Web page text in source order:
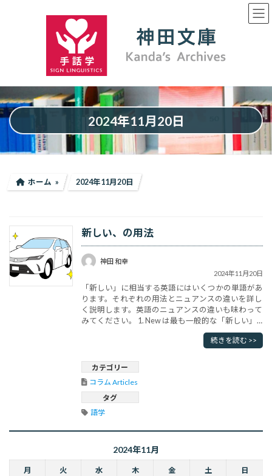
ッ
プ
移
動
2024年11月20日
ホーム 2024年11月20日
新しい、の用法
神田 和幸
2024年11月20日
「新しい」に相当する英語にはいくつかの単語があ
ります。それぞれの用法とニュアンスの違いを詳し
く説明します。英語のニュアンスの違いも味わって
みてください。 1. New は最も一般的な「新しい」
の訳語です。新しく作られた、発見された、または
導入されたものに対して使われます。例文: I bought
に「新しい」という意味で、特に特別なニュ･･･
続きを読む >>
カテゴリー
コラム Articles
タグ
語学
2024年11月
月 火 水 木 金 土 日